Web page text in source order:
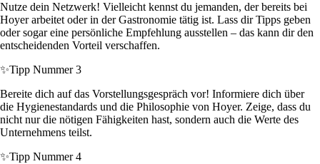
Nutze dein Netzwerk! Vielleicht kennst du jemanden, der bereits bei
Hoyer arbeitet oder in der Gastronomie tätig ist. Lass dir Tipps geben
oder sogar eine persönliche Empfehlung ausstellen – das kann dir den
entscheidenden Vorteil verschaffen.
✨Tipp Nummer 3
Bereite dich auf das Vorstellungsgespräch vor! Informiere dich über
die Hygienestandards und die Philosophie von Hoyer. Zeige, dass du
nicht nur die nötigen Fähigkeiten hast, sondern auch die Werte des
Unternehmens teilst.
✨Tipp Nummer 4